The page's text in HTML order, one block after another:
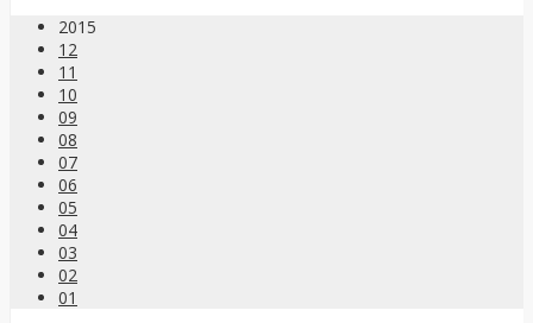
2015
12
11
10
09
08
07
06
05
04
03
02
01